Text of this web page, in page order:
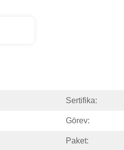
Sertifika:
Görev:
Paket: